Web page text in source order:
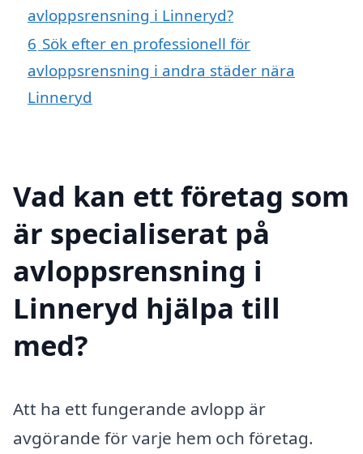
avloppsrensning i Linneryd?
6 Sök efter en professionell för
avloppsrensning i andra städer nära
Linneryd
Vad kan ett företag som
är specialiserat på
avloppsrensning i
Linneryd hjälpa till
med?
Att ha ett fungerande avlopp är
avgörande för varje hem och företag.